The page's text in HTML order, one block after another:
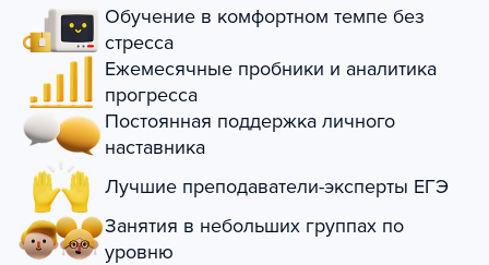
Обучение в комфортном темпе без
стресса
Ежемесячные пробники и аналитика
прогресса
Постоянная поддержка личного
наставника
Лучшие преподаватели-эксперты ЕГЭ
Занятия в небольших группах по
уровню